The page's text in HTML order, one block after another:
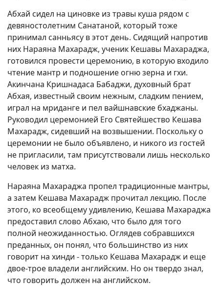
Абхай сидел на циновке из травы куша рядом с
девяностолетним Санатаной, который тоже
принимал санньясу в этот день. Сидящий напротив
них Нараяна Махарадж, ученик Кешавы Махараджа,
готовился провести церемонию, в которую входило
чтение мантр и подношение огню зерна и гхи.
Акинчана Кришнадаса Бабаджи, духовный брат
Абхая, известный своим нежным, сладким пением,
играл на мриданге и пел вайшнавские бхаджаны.
Руководил церемонией Его Святейшество Кешава
Махарадж, сидевший на возвышении. Поскольку о
церемонии не было объявлено, и никого из гостей
не пригласили, там присутствовали лишь несколько
человек из матха.
Нараяна Махараджа пропел традиционные мантры,
а затем Кешава Махарадж прочитал лекцию. После
этого, ко всеобщему удивлению, Кешава Махараджа
предоставил слово Абхаю, что было для того
полной неожиданностью. Оглядев собравшихся
преданных, он понял, что большинство из них
говорит на хинди - только Кешава Махарадж и еще
двое-трое владели английским. Но он твердо знал,
что говорить должен на английском.